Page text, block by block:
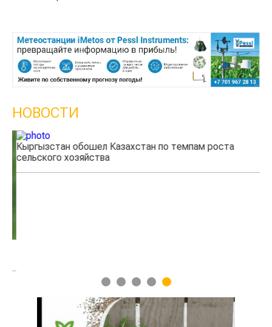
НОВОСТИ
Кыргызстан обошел Казахстан по темпам роста
сельского хозяйства
1 2 3 4 5